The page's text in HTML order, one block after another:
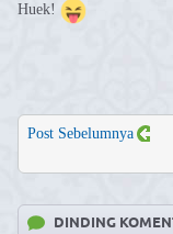
Huek!
Post Sebelumnya
DINDING